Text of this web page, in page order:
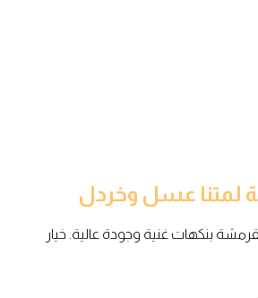
لمتنا عسل وخردل
بنكهات غنية وجودة عالية. خيار